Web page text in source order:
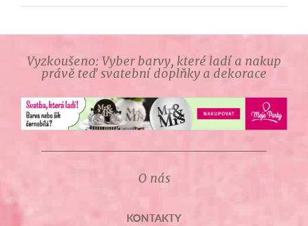
Vyzkoušeno: Vyber barvy, které ladí a nakup
právě teď svatební doplňky a dekorace
O nás
KONTAKTY